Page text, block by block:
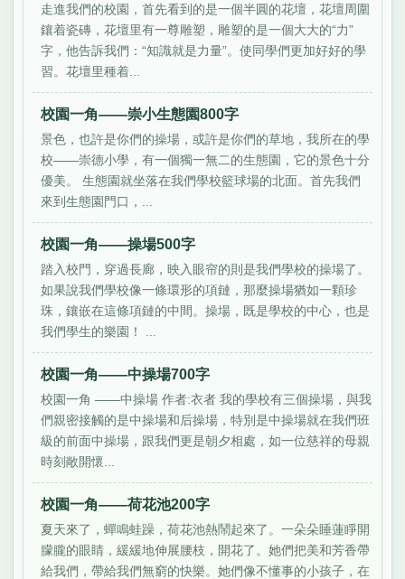
走進我們的校園，首先看到的是一個半圓的花壇，花壇周圍
鑲着瓷磚，花壇里有一尊雕塑，雕塑的是一個大大的“力”
字，他告訴我們：“知識就是力量”。使同學們更加好好的學
習。花壇里種着...
校園一角——崇小生態園800字
景色，也許是你們的操場，或許是你們的草地，我所在的學
校——崇德小學，有一個獨一無二的生態園，它的景色十分
優美。 生態園就坐落在我們學校籃球場的北面。首先我們
來到生態園門口，...
校園一角——操場500字
踏入校門，穿過長廊，映入眼帘的則是我們學校的操場了。
如果說我們學校像一條環形的項鏈，那麼操場猶如一顆珍
珠，鑲嵌在這條項鏈的中間。操場，既是學校的中心，也是
我們學生的樂園！ ...
校園一角——中操場700字
校園一角 ——中操場 作者:衣者 我的學校有三個操場，與我
們親密接觸的是中操場和后操場，特別是中操場就在我們班
級的前面中操場，跟我們更是朝夕相處，如一位慈祥的母親
時刻敞開懷...
校園一角——荷花池200字
夏天來了，蟬鳴蛙躁，荷花池熱鬧起來了。一朵朵睡蓮睜開
朦朧的眼睛，緩緩地伸展腰枝，開花了。她們把美和芳香帶
給我們，帶給我們無窮的快樂。她們像不懂事的小孩子，在